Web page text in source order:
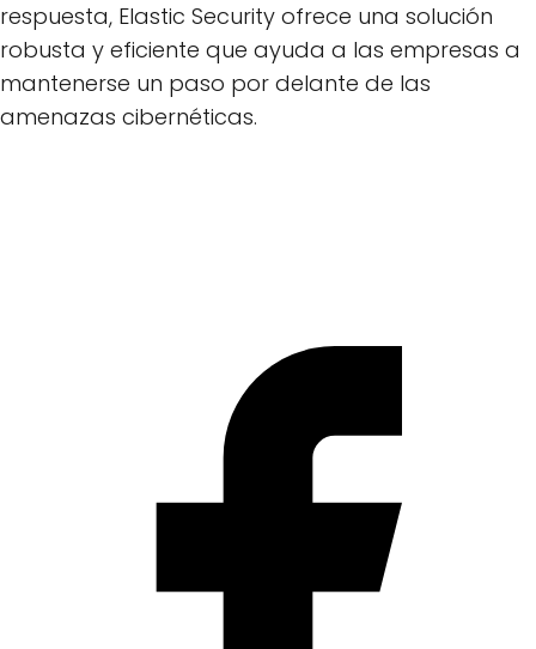
respuesta, Elastic Security ofrece una solución
robusta y eficiente que ayuda a las empresas a
mantenerse un paso por delante de las
amenazas cibernéticas.